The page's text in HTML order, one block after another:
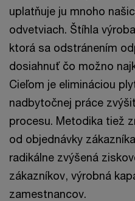
uplatňuje ju mnoho
odvetviach. Štíhla
ktorá sa odstránením
dosiahnuť čo možno
Cieľom je elimináciou
nadbytočnej práce
procesu. Metodika tiež
od objednávky
radikálne zvýšená
zákazníkov, výrobná
zamestnancov.